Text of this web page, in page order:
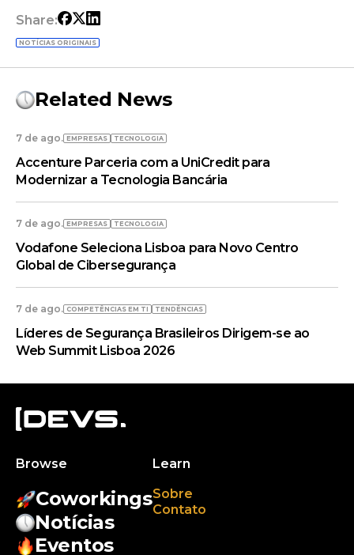
Share:
NOTÍCIAS ORIGINAIS
Related News
7 de ago. EMPRESAS TECNOLOGIA
Accenture Parceria com a UniCredit para
Modernizar a Tecnologia Bancária
7 de ago. EMPRESAS TECNOLOGIA
Vodafone Seleciona Lisboa para Novo Centro
Global de Cibersegurança
7 de ago. COMPETÊNCIAS EM TI TENDÊNCIAS
Líderes de Segurança Brasileiros Dirigem-se ao
Web Summit Lisboa 2026
Browse
Coworkings
Notícias
Eventos
Learn
Sobre
Contato